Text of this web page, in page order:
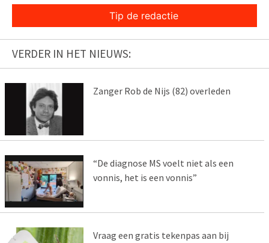
Tip de redactie
VERDER IN HET NIEUWS:
Zanger Rob de Nijs (82) overleden
“De diagnose MS voelt niet als een
vonnis, het is een vonnis”
Vraag een gratis tekenpas aan bij